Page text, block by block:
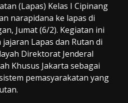
(Lapas) Kelas I Cipinang
narapidana ke lapas di
Jumat (6/2). Kegiatan ini
Lapas dan Rutan di
Direktorat Jenderal
Khusus Jakarta sebagai
pemasyarakatan yang